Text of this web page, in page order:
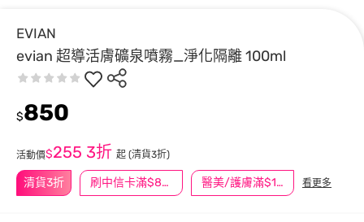
EVIAN
evian 超導活膚礦泉噴霧_淨化隔離 100ml
清貨3折 刷中信卡滿$888送3萬點 醫美/護膚滿$1200送$200 看更多
$850
活動價$255 3折 起 (清貨3折)